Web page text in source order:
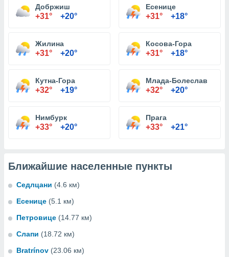
Добржиш
+31° +20°
Есенице
+31° +18°
Жилина
+31° +20°
Косова-Гора
+31° +18°
Кутна-Гора
+32° +19°
Млада-Болеслав
+32° +20°
Нимбурк
+33° +20°
Прага
+33° +21°
Ближайшие населенные пункты
Седлцани (4.6 км)
Есенице (5.1 км)
Петровице (14.77 км)
Слапи (18.72 км)
Bratrínov (23.06 км)